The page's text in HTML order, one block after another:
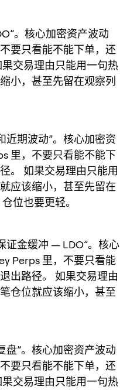
。核心加密资产波动
要只看能不能下单，还
交易理由只能用一句热
小，甚至先留在观察列
近期波动”。核心加密资
里，不要只看能不能下
。 如果交易理由只能用
应该缩小，甚至先留在
位也要更轻。
证金缓冲 — LDO”。核心
Perps 里，不要只看能
出路径。 如果交易理由
仓位就应该缩小，甚至
盘”。核心加密资产波动
要只看能不能下单，还
交易理由只能用一句热